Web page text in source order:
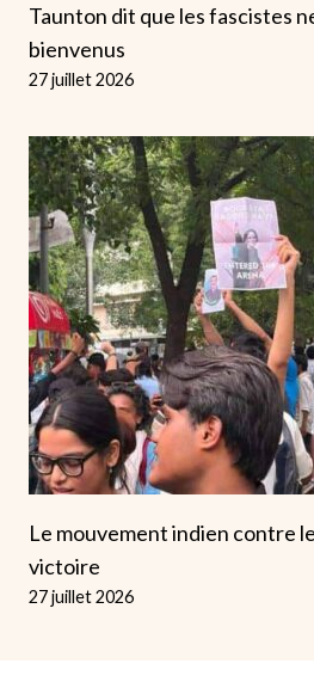
Taunton dit que les fascistes
bienvenus
27 juillet 2026
Le mouvement indien contre
victoire
27 juillet 2026